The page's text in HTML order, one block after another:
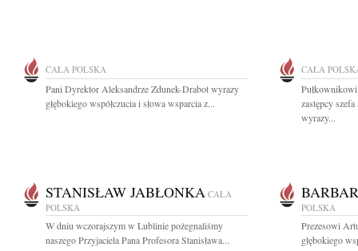
CAŁA POLSKA
Pani Dyrektor Aleksandrze Zdunek-Drabot wyrazy
głębokiego współczucia i słowa wsparcia z...
CAŁA
zastępcy
wyrazy...
STANISŁAW JABŁONKA CAŁA
POLSKA
W dniu wczorajszym w Lublinie pożegnaliśmy
naszego Przyjaciela Pana Profesora Stanisława...
POLSKA
Prezesowi
głębokiego